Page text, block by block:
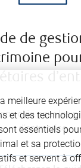
de
clés pour les
d’entreprise
meilleure
et des
essentiels
et sa
et servent à